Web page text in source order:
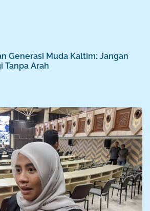
Generasi Muda Kaltim: Jangan
Tanpa Arah